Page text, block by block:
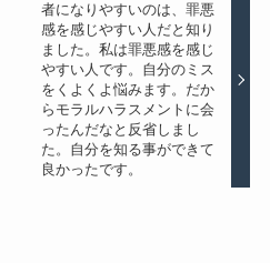
者になりやすいのは、罪悪
感を感じやすい人だと知り
ました。私は罪悪感を感じ
やすい人です。自分のミス
をくよくよ悩みます。だか
らモラルハラスメントに会
ったんだなと反省しまし
た。自分を知る事ができて
良かったです。